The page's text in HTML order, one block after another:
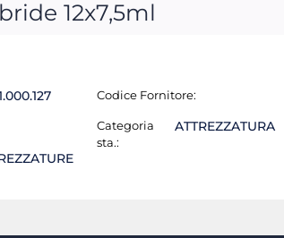
12x7,5ml
Codice Fornitore:
Categoria
sta.:
ATTREZZATURA